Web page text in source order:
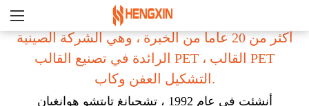
أكثر من 20 عاما من الخبرة ، وهي الشركة الصينية
الرائدة في تصنيع القالب PET ، القالب PET
التشكيل العفن وكاب.
أنشئت في عام 1992 ، تشجيانغ تايتشو هوانغيان